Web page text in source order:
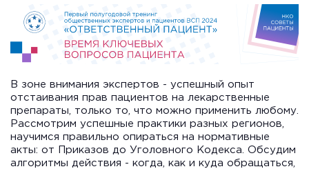
В зоне внимания экспертов - успешный опыт
отстаивания прав пациентов на лекарственные
препараты, только то, что можно применить любому.
Рассмотрим успешные практики разных регионов,
научимся правильно опираться на нормативные
акты: от Приказов до Уголовного Кодекса. Обсудим
алгоритмы действия - когда, как и куда обращаться,